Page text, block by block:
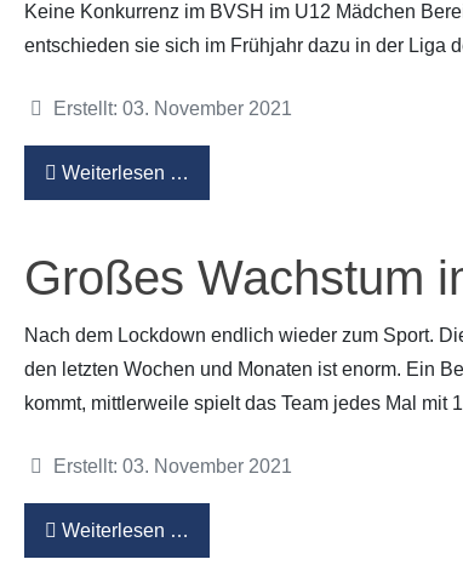
Keine Konkurrenz im BVSH im U12 Mädchen
entschieden sie sich im Frühjahr dazu in der Liga
Details
Erstellt: 03. November 2021
Weiterlesen …
Großes Wachstum
Nach dem Lockdown endlich wieder zum Sport.
den letzten Wochen und Monaten ist enorm. Ein
kommt, mittlerweile spielt das Team jedes Mal
Details
Erstellt: 03. November 2021
Weiterlesen …